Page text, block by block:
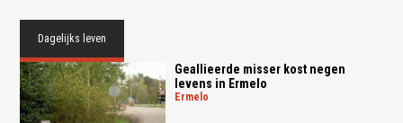
Dagelijks leven
Geallieerde misser kost negen
levens in Ermelo
ermelo